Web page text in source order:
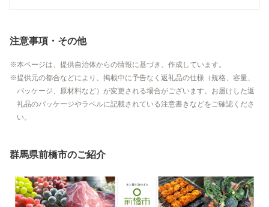
注意事項・その他
本ページは、提供自治体からの情報に基づき、作成しています。
提供元の都合などにより、掲載中に予告なく返礼品の仕様（規格、容量、
パッケージ、原材料など）が変更される場合がございます。お届けした返
礼品のパッケージやラベルに記載されている注意書きなどをご確認くださ
い。
群馬県前橋市のご紹介